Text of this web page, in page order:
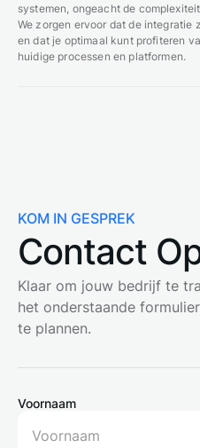
systemen, ongeacht de
We zorgen ervoor dat de integratie
en dat je optimaal kunt profiteren
huidige processen en platformen.
KOM IN GESPREK
Contact
Klaar om jouw bedrijf te
het onderstaande
te plannen.
Voornaam